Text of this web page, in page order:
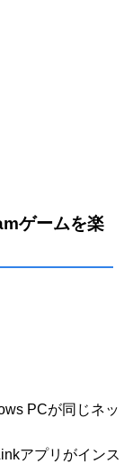
ゲームを楽
PCが同じネッ
アプリがインス